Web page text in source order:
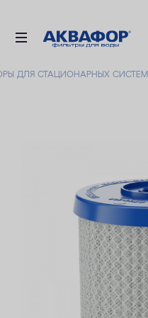
ДЛЯ СТАЦИОНАРНЫХ СИСТЕМ